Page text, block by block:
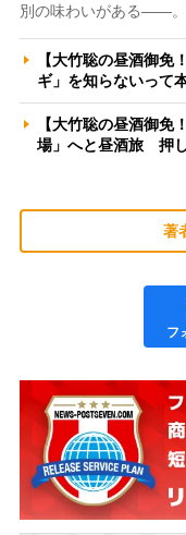
別の味わいがある――
【大竹聡の昼酒御免
ギ」を知らないっ
【大竹聡の昼酒御免
場」へと昼酒旅 押
著
フ